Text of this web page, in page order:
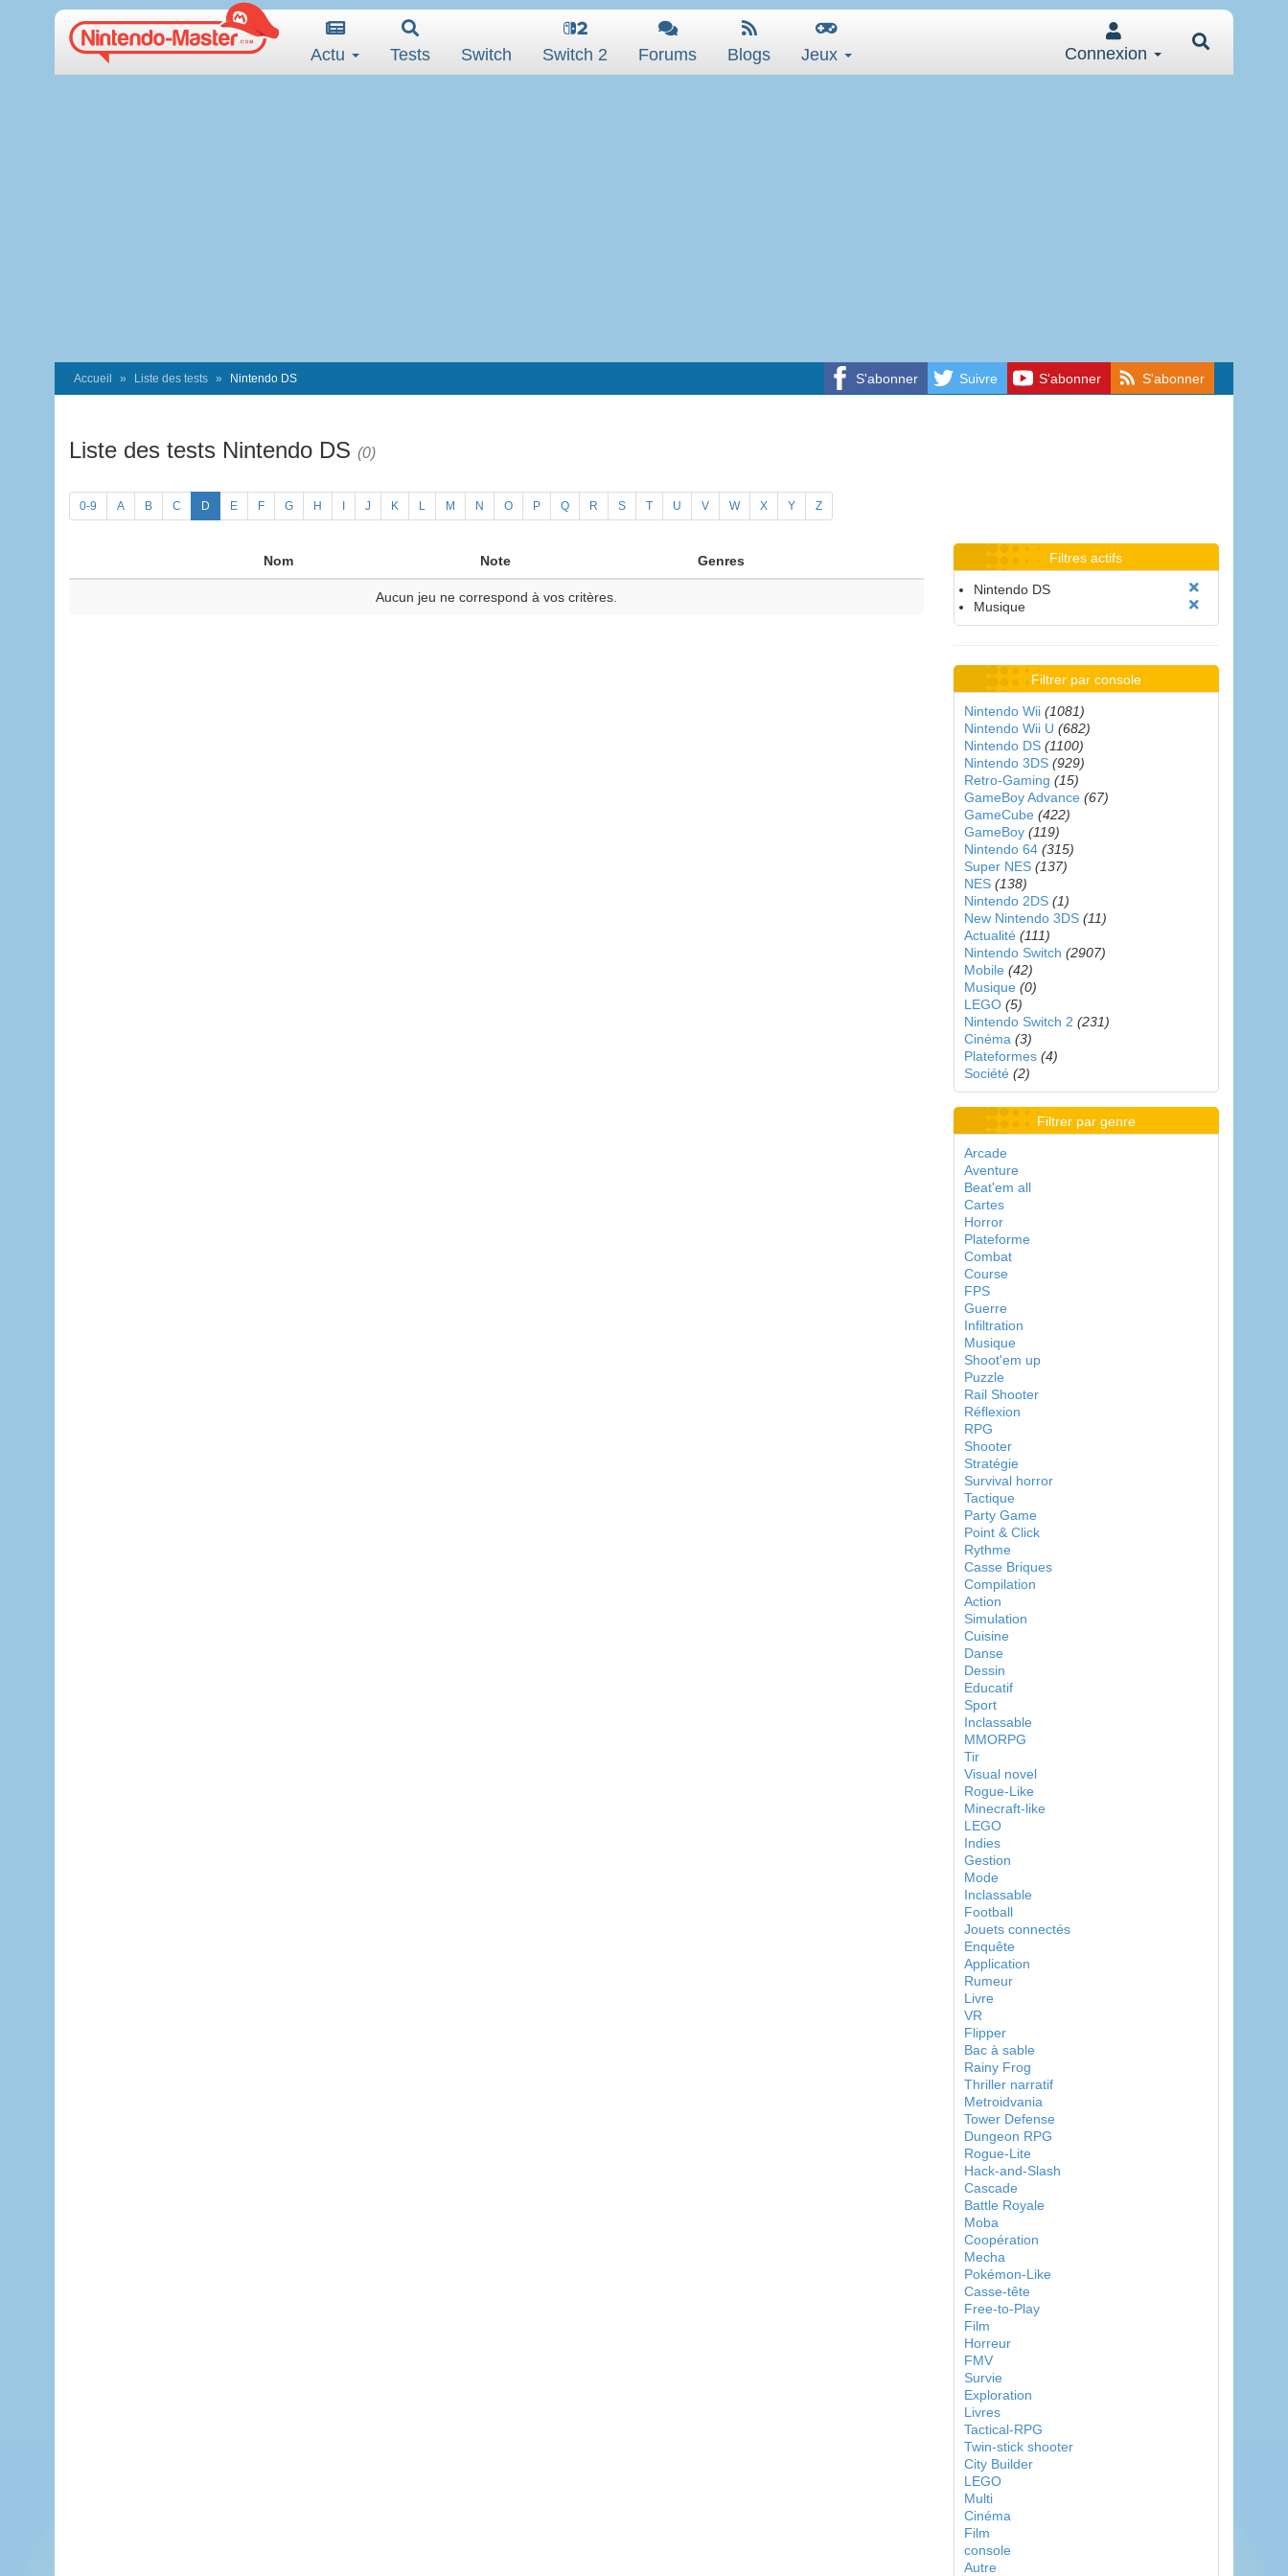
Actu Tests Switch Switch 2 Forums Blogs Jeux Connexion
S'abonner Suivre S'abonner S'abonner
Accueil Liste des tests Nintendo DS
Liste des tests Nintendo DS (0)
0-9 A B C D E F G H J K L M N O P Q R S T U V W X Y Z
Nom Note Genres
Aucun jeu ne correspond à vos critères.
Filtres actifs
Nintendo DS
Musique
Filtrer par console
Nintendo Wii (1081)
Nintendo Wii U (682)
Nintendo DS (1100)
Nintendo 3DS (929)
Retro-Gaming (15)
GameBoy Advance (67)
GameCube (422)
GameBoy (119)
Nintendo 64 (315)
Super NES (137)
NES (138)
Nintendo 2DS (1)
New Nintendo 3DS (11)
Actualité (111)
Nintendo Switch (2907)
Mobile (42)
Musique (0)
LEGO (5)
Nintendo Switch 2 (231)
Cinéma (3)
Plateformes (4)
Société (2)
Filtrer par genre
Arcade
Aventure
Beat'em all
Cartes
Horror
Plateforme
Combat
Course
FPS
Guerre
Infiltration
Musique
Shoot'em up
Puzzle
Rail Shooter
Réflexion
RPG
Shooter
Stratégie
Survival horror
Tactique
Party Game
Point & Click
Rythme
Casse Briques
Compilation
Action
Simulation
Cuisine
Danse
Dessin
Educatif
Sport
Inclassable
MMORPG
Tir
Visual novel
Rogue-Like
Minecraft-like
LEGO
Indies
Gestion
Mode
Inclassable
Football
Jouets connectés
Enquête
Application
Rumeur
Livre
VR
Flipper
Bac à sable
Rainy Frog
Thriller narratif
Metroidvania
Tower Defense
Dungeon RPG
Rogue-Lite
Hack-and-Slash
Cascade
Battle Royale
Moba
Coopération
Mecha
Pokémon-Like
Casse-tête
Free-to-Play
Film
Horreur
FMV
Survie
Exploration
Livres
Tactical-RPG
Twin-stick shooter
City Builder
LEGO
Multi
Cinéma
Film
console
Autre